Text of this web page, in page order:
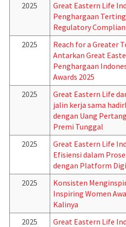
2025
Great Eastern Life
Penghargaan
Regulatory
2025
Reach for a Greater
Antarkan Great
Penghargaan
Awards 2025
2025
Great Eastern Life
jalin kerja sama
dengan Uang
Premi Tunggal
2025
Great Eastern Life
Efisiensi dalam
dengan Platform
2025
Konsisten
Inspiring Women
Kalinya
2025
Great Eastern Life